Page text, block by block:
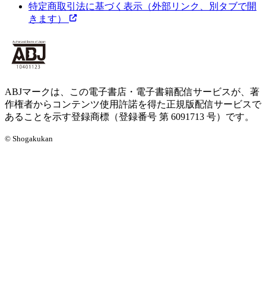
特定商取引法に基づく表示 （外部リンク、別タブで開
きます）
ABJマークは、この電子書店・電子書籍配信サービスが、著
作権者からコンテンツ使用許諾を得た正規版配信サービスで
あることを示す登録商標（登録番号 第 6091713 号）です。
© Shogakukan